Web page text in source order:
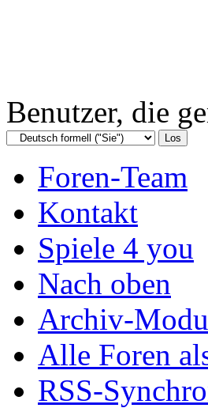
Benutzer, die
Foren-Team
Kontakt
Spiele 4 you
Nach oben
Archiv-
Alle Foren
RSS-